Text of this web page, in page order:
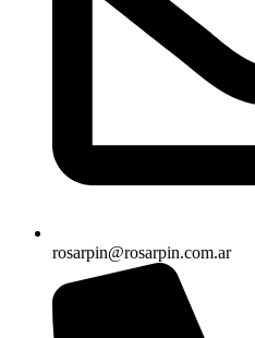
rosarpin@rosarpin.com.ar